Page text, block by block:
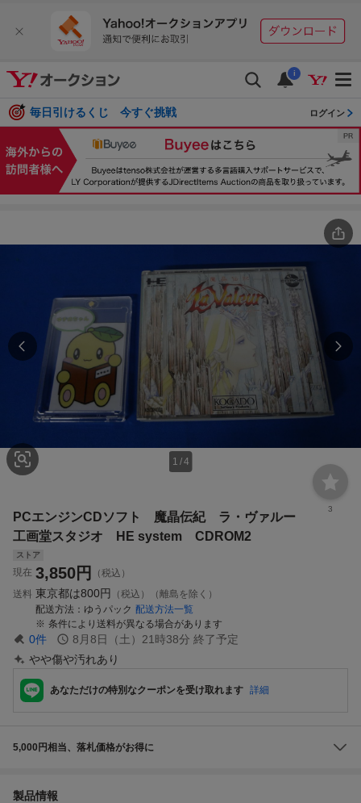
i
毎日引けるくじ 今すぐ挑戦 ログイン
1 /4
3
PCエンジンCDソフト 魔晶伝紀 ラ・ヴァルー
工画堂スタジオ HE system CDROM2
ストア
現在 3,850円
（税込）
送料 東京都は800円
（税込）（離島を除く）
配送方法
ゆうパック 配送方法一覧
条件により送料が異なる場合があります
0件 8月8日（土）21時38分 終了予定
やや傷や汚れあり
あなただけの特別なクーポンを受け取れます 詳細
5,000円相当、落札価格がお得に
製品情報